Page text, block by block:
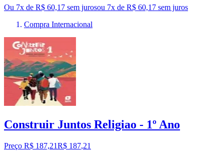
Ou 7x de R$ 60,17 sem jurosou 7x de R$ 60,17 sem juros
Compra Internacional
Construir Juntos Religiao - 1º Ano
Preço R$ 187,21R$ 187,21